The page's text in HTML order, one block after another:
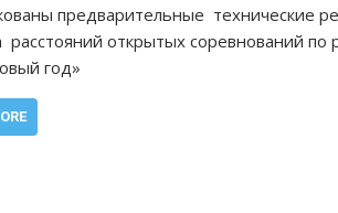
предварительные технические
расстояний открытых соревнований по
год»